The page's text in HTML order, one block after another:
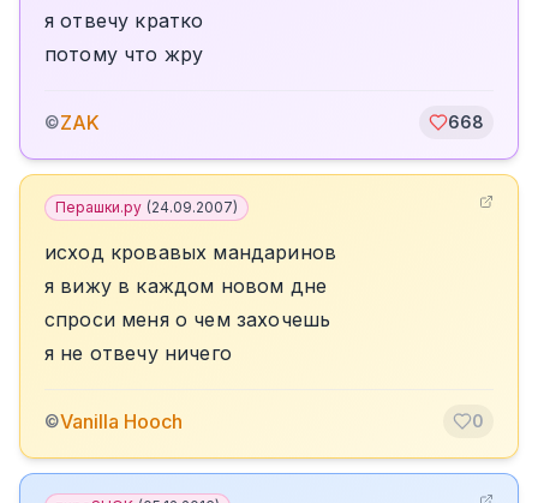
я отвечу кратко
потому что жру
©ZAK 668
Перашки.ру (24.09.2007)
исход кровавых мандаринов
я вижу в каждом новом дне
спроси меня о чем захочешь
я не отвечу ничего
©Vanilla Hooch 0